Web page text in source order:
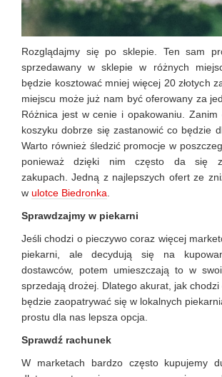
Rozglądajmy się po sklepie. Ten sam
sprzedawany w sklepie w różnych
będzie kosztować mniej więcej 20 złotych
miejscu może już nam być oferowany za
Różnica jest w cenie i opakowaniu.
koszyku dobrze się zastanowić co będzie
Warto również śledzić promocje w
ponieważ dzięki nim często da się
zakupach. Jedną z najlepszych ofert ze
w ulotce Biedronka
Sprawdzajmy w piekarni
Jeśli chodzi o pieczywo coraz więcej
piekarni, ale decydują się na
dostawców, potem umieszczają to w
sprzedają drożej. Dlatego akurat, jak
będzie zaopatrywać się w lokalnych
prostu dla nas lepsza opcja.
Sprawdź rachunek
W marketach bardzo często kupujemy